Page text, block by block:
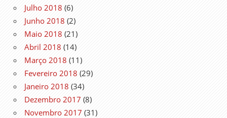
Julho 2018 (6)
Junho 2018 (2)
Maio 2018 (21)
Abril 2018 (14)
Março 2018 (11)
Fevereiro 2018 (29)
Janeiro 2018 (34)
Dezembro 2017 (8)
Novembro 2017 (31)